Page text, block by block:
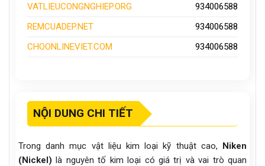
VATLIEUCONGNGHIEP.ORG
934006588
REMCUADEP.NET
934006588
CHOONLINEVIET.COM
934006588
NỘI DUNG CHI TIẾT
Trong danh mục vật liệu kim loại kỹ thuật cao, Niken
(Nickel) là nguyên tố kim loại có giá trị và vai trò quan